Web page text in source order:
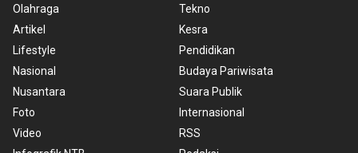
Olahraga
Artikel
Lifestyle
Nasional
Nusantara
Foto
Video
Tekno
Kesra
Pendidikan
Budaya Pariwisata
Suara Publik
Internasional
RSS